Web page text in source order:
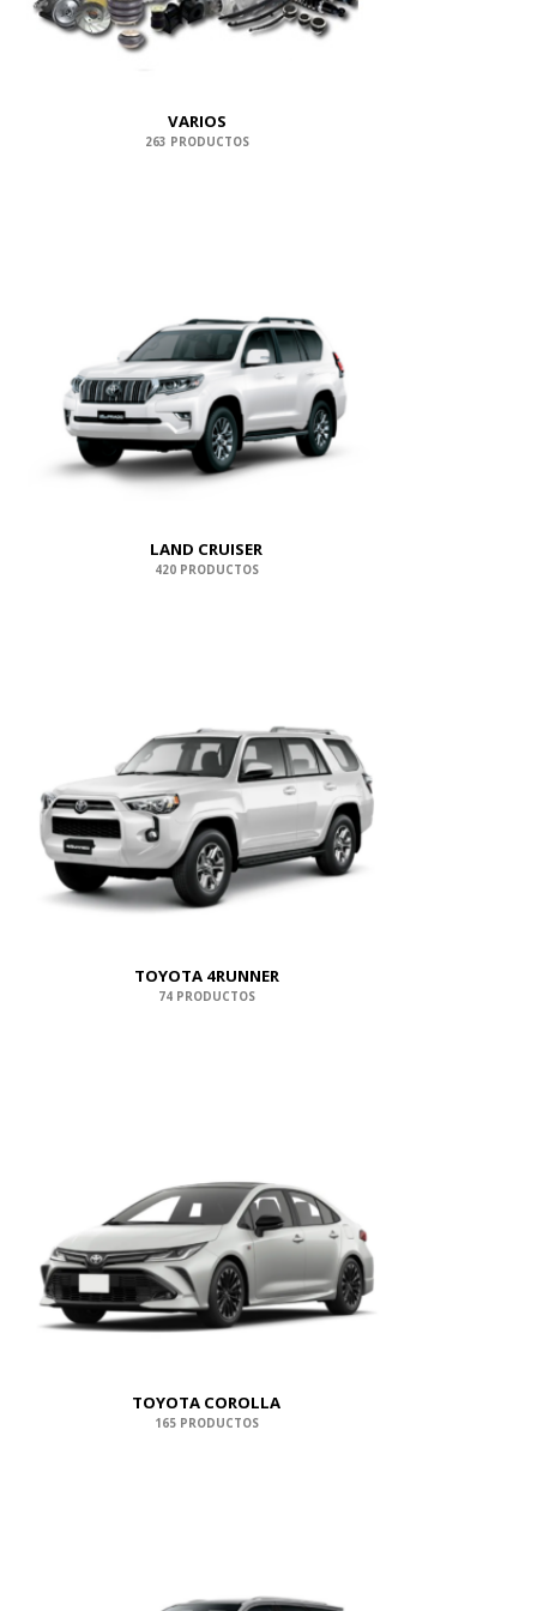
VARIOS
263 PRODUCTOS
LAND CRUISER
420 PRODUCTOS
TOYOTA 4RUNNER
74 PRODUCTOS
TOYOTA COROLLA
165 PRODUCTOS